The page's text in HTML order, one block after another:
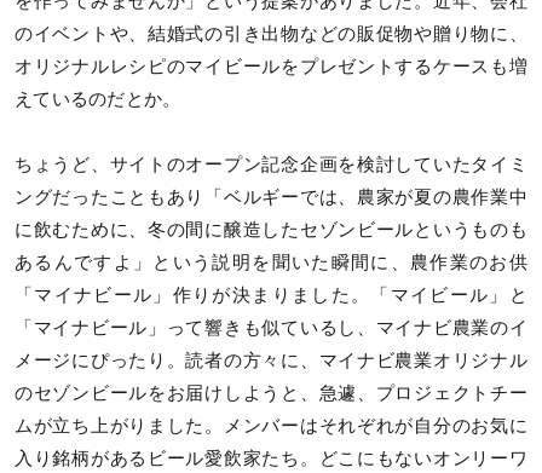
のイベントや、結婚式の引き出物などの販促物や贈り物に、
オリジナルレシピのマイビールをプレゼントするケースも増
えているのだとか。
ちょうど、サイトのオープン記念企画を検討していたタイミ
ングだったこともあり「ベルギーでは、農家が夏の農作業中
に飲むために、冬の間に醸造したセゾンビールというものも
あるんですよ」という説明を聞いた瞬間に、農作業のお供
「マイナビール」作りが決まりました。「マイビール」と
「マイナビール」って響きも似ているし、マイナビ農業のイ
メージにぴったり。読者の方々に、マイナビ農業オリジナル
のセゾンビールをお届けしようと、急遽、プロジェクトチー
ムが立ち上がりました。メンバーはそれぞれが自分のお気に
入り銘柄があるビール愛飲家たち。どこにもないオンリーワ